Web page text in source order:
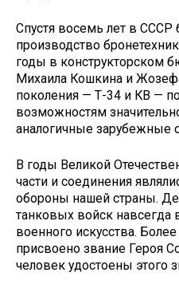
Спустя восемь лет в
производство
годы в конструкторском
Михаила Кошкина и
поколения — Т-34 и КВ —
возможностям
аналогичные зарубежные
В годы Великой
части и соединения
обороны нашей страны.
танковых войск
военного искусства.
присвоено звание Героя
человек удостоены этого